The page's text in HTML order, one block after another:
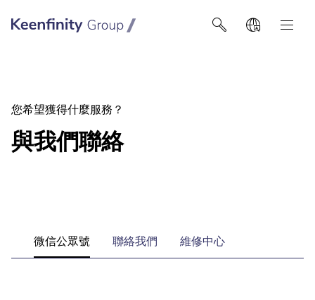
Keenfinity Group智能建筑技术
您希望獲得什麼服務？
與我們聯絡
微信公眾號 聯絡我們 維修中心